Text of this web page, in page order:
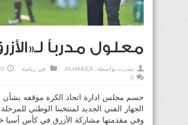
معلول مدرباً
نشرت بواسطة: ALHAKEA في رياضة
0
حسم مجلس ادارة اتحاد الكرة موقفه بشأن
الجهاز الفني الجديد لمنتخبنا الوطني للمرحلة
وفي مقدمتها مشاركة الأزرق في كأس آسيا